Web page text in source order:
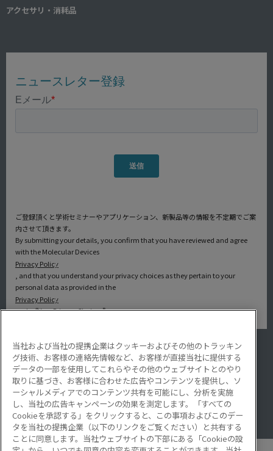
アクセサリ・消耗品
ご登録頂くと学術セミナーやアプリケーション、新製品等の情報を不定期でご案
内させて頂きます。
By submitting your details, you confirm that you have reviewed and agree
with the Molecular Devices
Privacy Policy
, and that you understand your privacy choices as they pertain to your
personal data as provided in the
Privacy Policy
under “Your Privacy Choices”.
アプリケーション
サービス・サポート
導入事例
Lab Note
アプリケーションノート
Resource Hub
Video Gallery
当社および当社の提携企業はクッキーおよびその他のトラッキン
グ技術、お客様の連絡先情報など、お客様が直接当社に提供する
データの一部を使用してこれらやその他のウェブサイトとのやり
取りに基づき、お客様に合わせた広告やコンテンツを提供し、ソ
ーシャルメディアでのコンテンツ共有を可能にし、分析を実施
し、当社の広告キャンペーンの効果を測定します。「すべての
Cookieを承認する」をクリックすると、この事項およびこのデー
タを当社の提携企業（以下のリンクをご覧ください）と共有する
ことに同意します。当社ウェブサイトの下部にある「Cookieの設